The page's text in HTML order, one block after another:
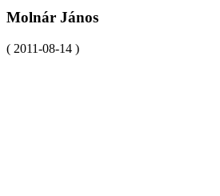
Molnár János
( 2011-08-14 )